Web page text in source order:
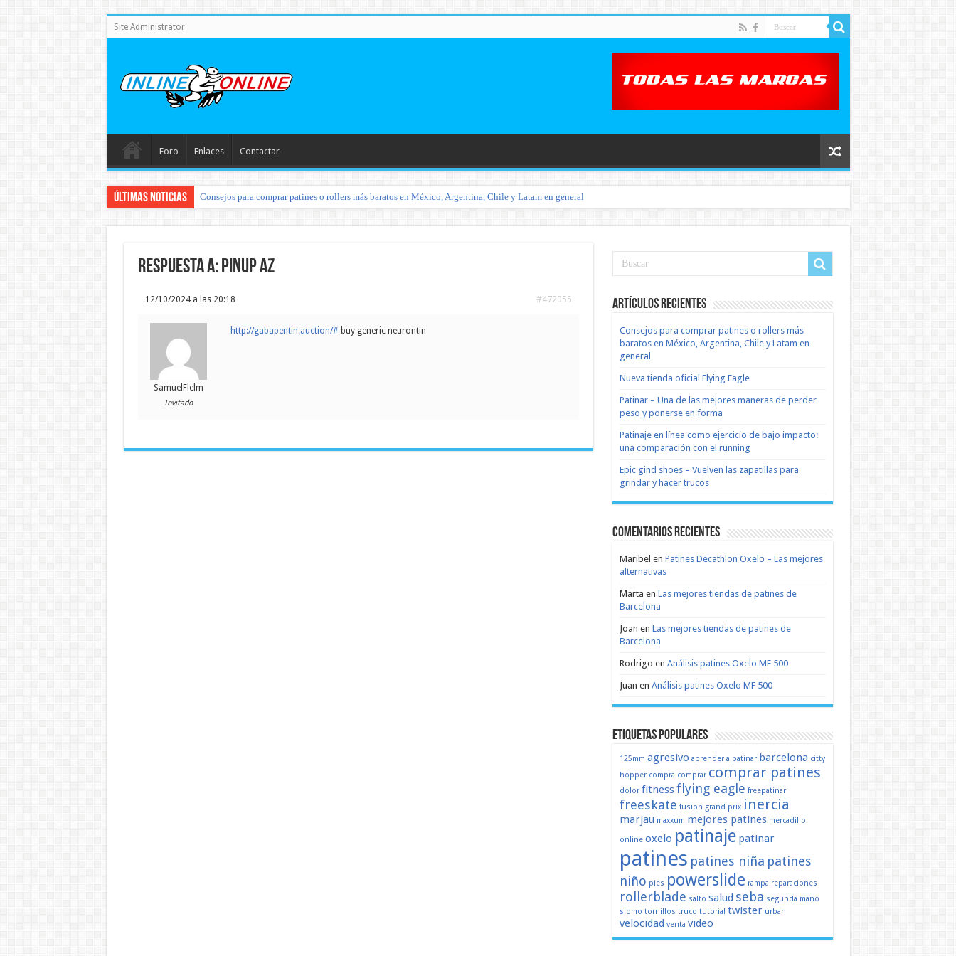
Site Administrator
Foro Enlaces Contactar
Últimas noticias Consejos para comprar patines o rollers más baratos en México, Argentina, Chile y Latam en general
Respuesta a: pinup az
12/10/2024 a las 20:18 #472055
SamuelFlelm
Invitado
http://gabapentin.auction/#buy generic neurontin
Artículos recientes
Consejos para comprar patines o rollers más
baratos en México, Argentina, Chile y Latam en
general
Nueva tienda oficial Flying Eagle
Patinar – Una de las mejores maneras de perder
peso y ponerse en forma
Patinaje en línea como ejercicio de bajo impacto:
una comparación con el running
Epic gind shoes – Vuelven las zapatillas para
grindar y hacer trucos
Comentarios recientes
Maribel en Patines Decathlon Oxelo – Las mejores
alternativas
Marta en Las mejores tiendas de patines de
Barcelona
Joan en Las mejores tiendas de patines de
Barcelona
Rodrigo en Análisis patines Oxelo MF 500
Juan en Análisis patines Oxelo MF 500
Etiquetas populares
125mm agresivo aprender a patinar barcelona citty
hopper compra comprar comprar patines
dolor fitnessflying eagle freepatinar
freeskate fusion grand prix inercia
marjau maxxum mejores patines mercadillo
online oxelo patinaje patinar
patines patines niña patines
niño pies powerslide rampa reparaciones
rollerblade salto salud seba segunda mano
slomo tornillos truco tutorial twister urban
velocidad venta video